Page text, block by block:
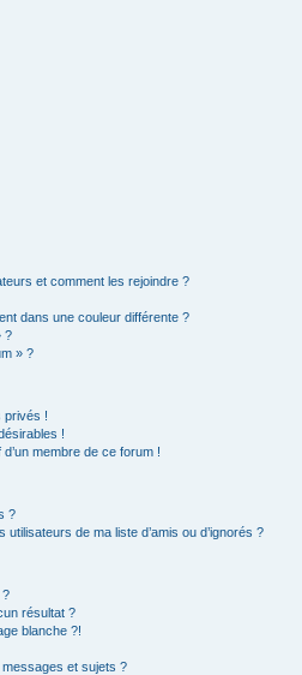
et comment les rejoindre ?
dans une couleur différente ?
?
» ?
privés !
!
membre de ce forum !
?
de ma liste d’amis ou d’ignorés ?
?
résultat ?
blanche ?!
et sujets ?